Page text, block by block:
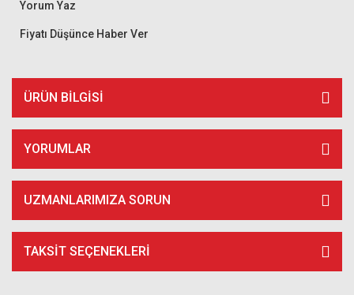
Yorum Yaz
Fiyatı Düşünce Haber Ver
ÜRÜN BILGISI
YORUMLAR
UZMANLARIMIZA SORUN
TAKSIT SEÇENEKLERI